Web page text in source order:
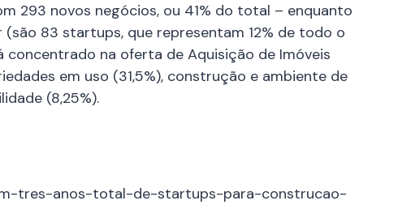
293 novos negócios, ou 41% do total – enquanto
83 startups, que representam 12% de todo o
na oferta de Aquisição de Imóveis
em uso (31,5%), construção e ambiente de
(8,25%).
tres-anos-total-de-startups-para-construcao-